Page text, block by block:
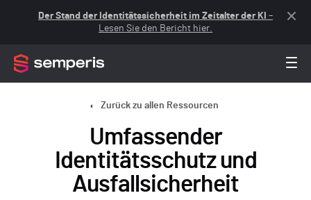
Der Stand der Identitätssicherheit im Zeitalter der KI –
Lesen Sie den Bericht hier.
Zurück zu allen Ressourcen
Umfassender
Identitätsschutz und
Ausfallsicherheit